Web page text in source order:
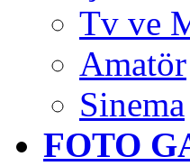
Tv ve
Amatör
Sinema
FOTO